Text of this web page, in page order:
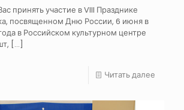
принять участие в VIII Празднике
посвященном Дню России, 6 июня в
в Российском культурном центре
[…]
Читать далее